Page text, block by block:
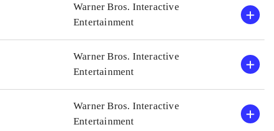
min mening
I mine øjne er dette det
Warner Bros. Interactive
Entertainment
Warner Bros. Interactive
Entertainment
Warner Bros. Interactive
Entertainment